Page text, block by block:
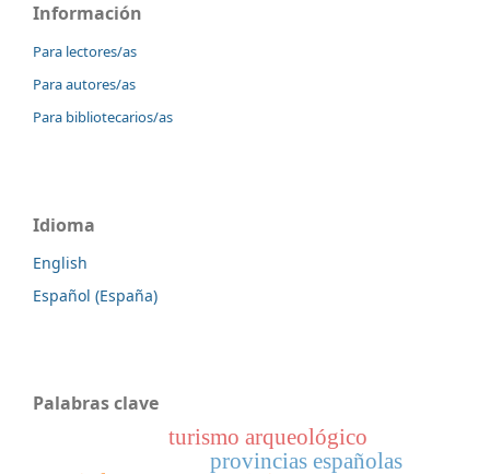
Información
Para lectores/as
Para autores/as
Para bibliotecarios/as
Idioma
English
Español (España)
Palabras clave
provincias españolas
turismo arqueológico